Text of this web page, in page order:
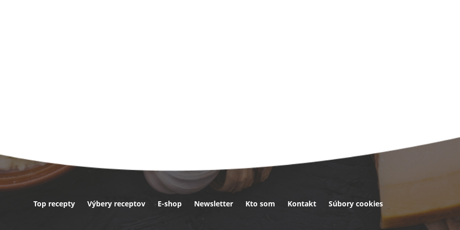
Top recepty Výbery receptov E-shop Newsletter Kto som Kontakt Súbory cookies